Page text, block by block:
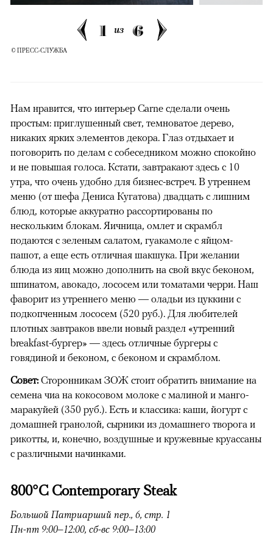
1 из 6
© ПРЕСС-СЛУЖБА
Нам нравится, что интерьер Carne сделали очень
простым: приглушенный свет, темноватое дерево,
никаких ярких элементов декора. Глаз отдыхает и
поговорить по делам с собеседником можно спокойно
и не повышая голоса. Кстати, завтракают здесь с 10
утра, что очень удобно для бизнес-встреч. В утреннем
меню (от шефа Дениса Кугатова) двадцать с лишним
блюд, которые аккуратно рассортированы по
нескольким блокам. Яичница, омлет и скрамбл
подаются с зеленым салатом, гуакамоле с яйцом-
пашот, а еще есть отличная шакшука. При желании
блюда из яиц можно дополнить на свой вкус беконом,
шпинатом, авокадо, лососем или томатами черри. Наш
фаворит из утреннего меню — оладьи из цуккини с
подкопченным лососем (520 руб.). Для любителей
плотных завтраков ввели новый раздел «утренний
breakfast-бургер» — здесь отличные бургеры с
говядиной и беконом, с беконом и скрамблом.
Совет:Сторонникам ЗОЖ стоит обратить внимание на
семена чиа на кокосовом молоке с малиной и манго-
маракуйей (350 руб.). Есть и классика: каши, йогурт с
домашней гранолой, сырники из домашнего творога и
рикотты, и, конечно, воздушные и кружевные круассаны
с различными начинками.
800°СContemporary Steak
Большой Патриарший пер., 6, стр. 1
Пн-пт 9:00–12:00, сб-вс 9:00–13:00